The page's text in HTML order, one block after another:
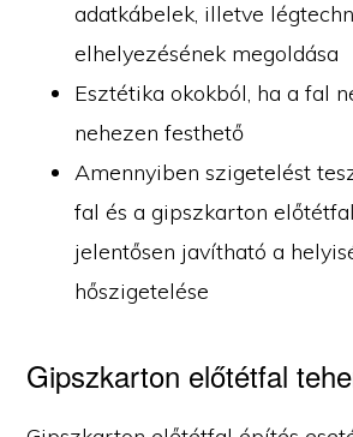
adatkábelek, illetve
elhelyezésének megoldása
Esztétika okokból, ha a fal
nehezen festhető
Amennyiben szigetelést
fal és a gipszkarton
jelentősen javítható a
hőszigetelése
Gipszkarton előtétfal